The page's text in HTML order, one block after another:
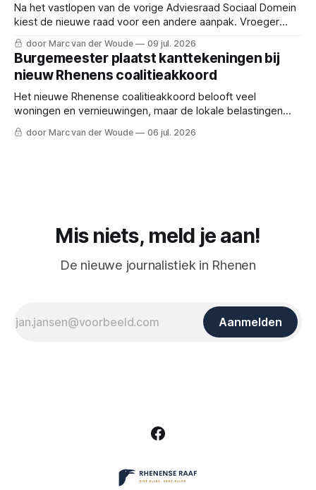
Na het vastlopen van de vorige Adviesraad Sociaal Domein
kiest de nieuwe raad voor een andere aanpak. Vroeger
meepraten en inwoners nadrukkelijker betrekken.
door Marc van der Woude 09 jul. 2026
Burgemeester plaatst kanttekeningen bij
nieuw Rhenens coalitieakkoord
Het nieuwe Rhenense coalitieakkoord belooft veel
woningen en vernieuwingen, maar de lokale belastingen
stijgen en burgemeester Kaai geeft een waarschuwing af.
door Marc van der Woude 06 jul. 2026
Mis niets, meld je aan!
De nieuwe journalistiek in Rhenen
Aanmelden